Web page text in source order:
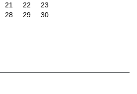
21 22
23
28 29
30